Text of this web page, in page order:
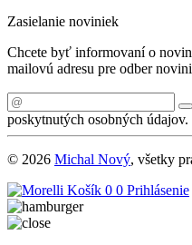
Zasielanie noviniek
Chcete byť informovaní o
mailovú adresu pre odber
poskytnutých osobných údajov.
© 2026 Michal Nový, všetky
Košík 0 0 Prihlásenie